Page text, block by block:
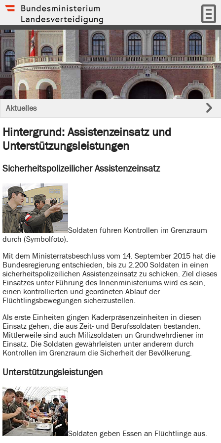
Aktuelles
Hintergrund: Assistenzeinsatz und
Unterstützungsleistungen
Sicherheitspolizeilicher Assistenzeinsatz
Soldaten führen Kontrollen im Grenzraum
durch (Symbolfoto).
Mit dem Ministerratsbeschluss vom 14. September 2015 hat die
Bundesregierung entschieden, bis zu 2.200 Soldaten in einen
sicherheitspolizeilichen Assistenzeinsatz zu schicken. Ziel dieses
Einsatzes unter Führung des Innenministeriums wird es sein,
einen kontrollierten und geordneten Ablauf der
Flüchtlingsbewegungen sicherzustellen.
Als erste Einheiten gingen Kaderpräsenzeinheiten in diesen
Einsatz gehen, die aus Zeit- und Berufssoldaten bestanden.
Mittlerweile sind auch Milizsoldaten un Grundwehrdiener im
Einsatz. Die Soldaten gewährleisten unter anderem durch
Kontrollen im Grenzraum die Sicherheit der Bevölkerung.
Unterstützungsleistungen
Soldaten geben Essen an Flüchtlinge aus.